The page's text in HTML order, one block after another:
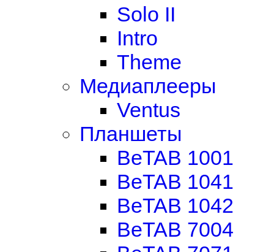
Solo II
Intro
Theme
Медиаплееры
Ventus
Планшеты
BeTAB 1001
BeTAB 1041
BeTAB 1042
BeTAB 7004